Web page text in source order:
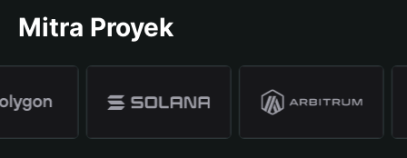
Mitra Proyek